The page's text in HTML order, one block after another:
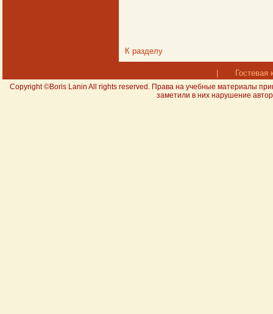
К разделу
Гостевая
Copyright ©Boris Lanin All rights reserved. Права на учебные материалы
заметили в них нарушение